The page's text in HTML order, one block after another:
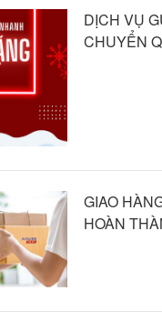
DỊCH VỤ
CHUYỂN
GIAO
HOÀN